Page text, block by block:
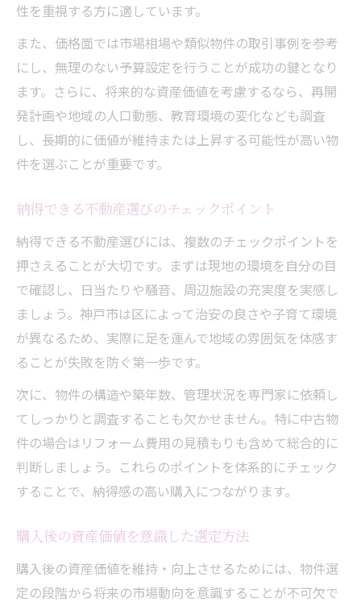
性を重視する方に適しています。
また、価格面では市場相場や類似物件の取引事例を参考
にし、無理のない予算設定を行うことが成功の鍵となり
ます。さらに、将来的な資産価値を考慮するなら、再開
発計画や地域の人口動態、教育環境の変化なども調査
し、長期的に価値が維持または上昇する可能性が高い物
件を選ぶことが重要です。
納得できる不動産選びのチェックポイント
納得できる不動産選びには、複数のチェックポイントを
押さえることが大切です。まずは現地の環境を自分の目
で確認し、日当たりや騒音、周辺施設の充実度を実感し
ましょう。神戸市は区によって治安の良さや子育て環境
が異なるため、実際に足を運んで地域の雰囲気を体感す
ることが失敗を防ぐ第一歩です。
次に、物件の構造や築年数、管理状況を専門家に依頼し
てしっかりと調査することも欠かせません。特に中古物
件の場合はリフォーム費用の見積もりも含めて総合的に
判断しましょう。これらのポイントを体系的にチェック
することで、納得感の高い購入につながります。
購入後の資産価値を意識した選定方法
購入後の資産価値を維持・向上させるためには、物件選
定の段階から将来の市場動向を意識することが不可欠で